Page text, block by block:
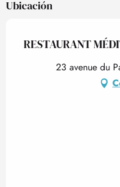
Ubicación
RESTAURANT
23 avenue du